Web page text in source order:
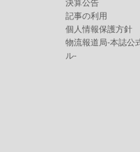
記事の利用
個人情報保護方針
物流報道局-本誌公
ル-